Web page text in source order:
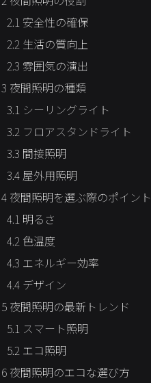
2.1 安全性の確保
2.2 生活の質向上
2.3 雰囲気の演出
3 夜間照明の種類
3.1 シーリングライト
3.2 フロアスタンドライト
3.3 間接照明
3.4 屋外用照明
4 夜間照明を選ぶ際のポイント
4.1 明るさ
4.2 色温度
4.3 エネルギー効率
4.4 デザイン
5 夜間照明の最新トレンド
5.1 スマート照明
5.2 エコ照明
6 夜間照明のエコな選び方